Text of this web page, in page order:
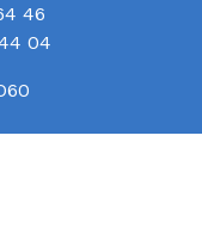
46
04